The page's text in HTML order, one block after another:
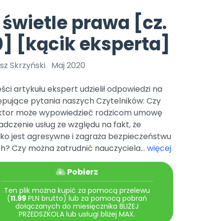
Archiwalne numery
Pomoc
Nowości
Promocje
czerwca 2024 r. uzyskała
r. Nr decyzji:
Online.
Bliżej Pieska
Pomoc zwierzętom
Książka (dla) Przedszkolaka
Promowanie czytelnictwa
TikTok
Zobacz nas na TikToku
YouTube
świetle prawa [cz.
[kącik eksperta]
Skrzyński Maj 2020
artykułu ekspert udzielił odpowiedzi na
pytania naszych Czytelników: Czy
może wypowiedzieć rodzicom umowę
usług ze względu na fakt, że
jest agresywne i zagraża bezpieczeństwu
Czy można zatrudnić nauczyciela... więcej
Pobierz
Ten plik można kupić za pomocą przelewu
(11.99 PLN brutto) lub za pomocą pobrań
dołączanych do miesięcznika BLIŻEJ
PRZEDSZKOLA lub usługi bliżej MAX.